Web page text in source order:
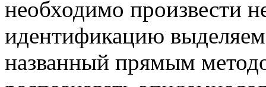
необходимо произвести
идентификацию
названный прямым